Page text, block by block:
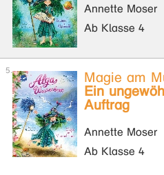
Annette Moser
Ab Klasse 4
Magie am
Ein
Auftrag
Annette Moser
Ab Klasse 4